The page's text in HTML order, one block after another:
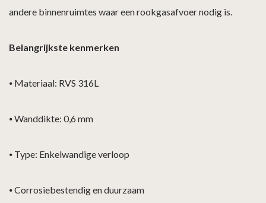
andere binnenruimtes waar een rookgasafvoer nodig is.
Belangrijkste kenmerken
⦁ Materiaal: RVS 316L
⦁Wanddikte: 0,6 mm
⦁ Type: Enkelwandige verloop
⦁Corrosiebestendig en duurzaam